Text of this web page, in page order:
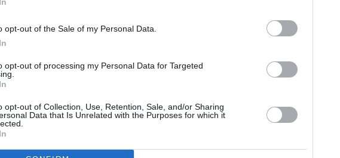
opt-out of the Sale of my Personal Data.
opt-out of processing my Personal Data for Targeted
opt-out of Collection, Use, Retention, Sale, and/or Sharing
Data that Is Unrelated with the Purposes for which it
the work 💥
#crossfitgirls#girlswholift#runners
#girlswithmuscle
Infared) – Fat Joe & Remy Ma & French
workout 💦
#gymrat